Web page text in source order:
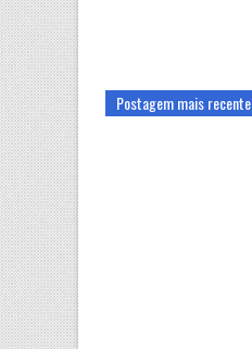
Postagem mais recente